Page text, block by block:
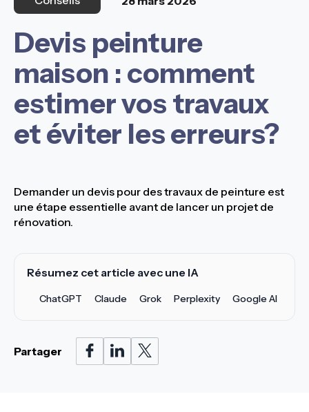
Devis peinture
maison : comment
estimer vos travaux
et éviter les erreurs?
Demander un devis pour des travaux de peinture est
une étape essentielle avant de lancer un projet de
rénovation.
Résumez cet article avec une IA
ChatGPT Claude Grok Perplexity Google AI
Partager